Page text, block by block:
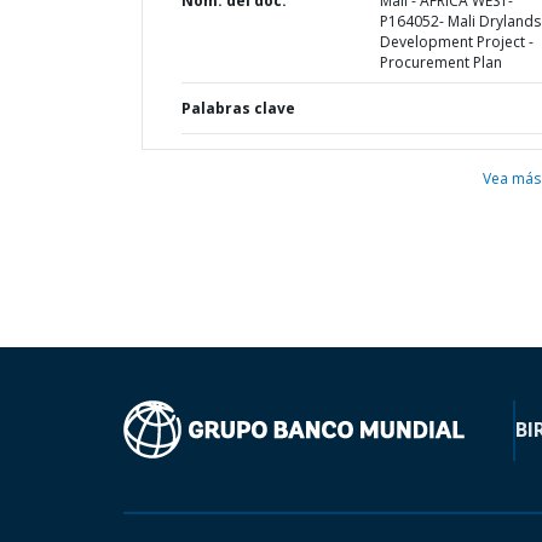
P164052- Mali Drylands
Development Project -
Procurement Plan
Palabras clave
Vea más